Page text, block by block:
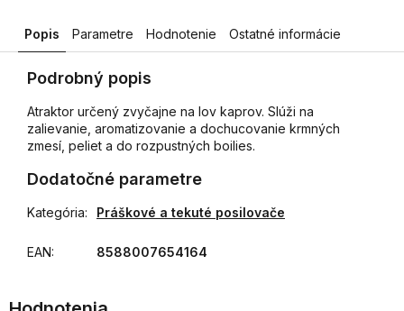
Popis Parametre Hodnotenie Ostatné informácie
Podrobný popis
Atraktor určený zvyčajne na lov kaprov. Slúži na
zalievanie, aromatizovanie a dochucovanie krmných
zmesí, peliet a do rozpustných boilies.
Dodatočné parametre
Kategória: Práškové a tekuté posilovače
EAN: 8588007654164